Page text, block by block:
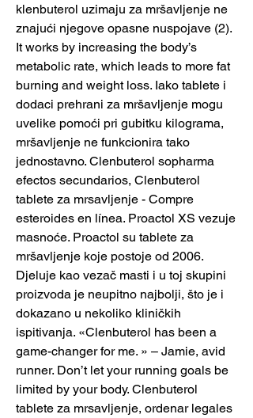
klenbuterol uzimaju za mršavljenje ne
znajući njegove opasne nuspojave (2).
It works by increasing the body’s
metabolic rate, which leads to more fat
burning and weight loss. Iako tablete i
dodaci prehrani za mršavljenje mogu
uvelike pomoći pri gubitku kilograma,
mršavljenje ne funkcionira tako
jednostavno. Clenbuterol sopharma
efectos secundarios, Clenbuterol
tablete za mrsavljenje - Compre
esteroides en línea. Proactol XS vezuje
masnoće. Proactol su tablete za
mršavljenje koje postoje od 2006.
Djeluje kao vezač masti i u toj skupini
proizvoda je neupitno najbolji, što je i
dokazano u nekoliko kliničkih
ispitivanja. «Clenbuterol has been a
game-changer for me. » – Jamie, avid
runner. Don’t let your running goals be
limited by your body. Clenbuterol
tablete za mrsavljenje, ordenar legales